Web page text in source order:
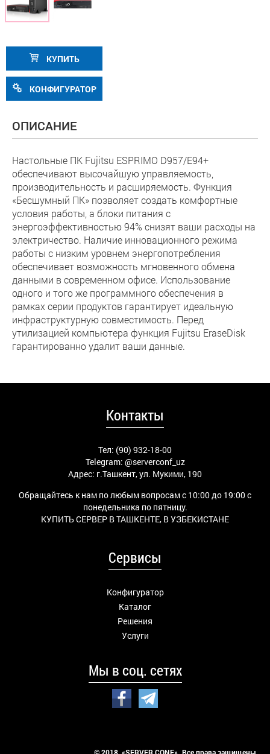
КУПИТЬ
КОНФИГУРАТОР
ОПИСАНИЕ
Настольные ПК Fujitsu ESPRIMO D957/E94+
обеспечивают высочайшую управляемость,
производительность и расширяемость. Функция
«Бесшумный ПК» позволяет создать комфортные
условия работы, а блоки питания с
энергоэффективностью 94% снизят ваши расходы на
электричество. Наличие инновационного режима
работы с низким уровнем энергопотребления
обеспечивает возможность мгновенного обмена
данными в современном офисе. Использование
одного и того же программного обеспечения в
рамках серии продуктов гарантирует идеальную
инфраструктурную совместимость. Перед
утилизацией компьютера функция Fujitsu EraseDisk
гарантированно удалит ваши данные.
Контакты
Тел: (90) 932-18-00
Telegram: @serverconf_uz
Адрес: г.Ташкент, ул. Мукими, 190
Обращайтесь к нам по любым вопросам с 10:00 до 19:00 с
понедельника по пятницу.
КУПИТЬ СЕРВЕР В ТАШКЕНТЕ, В УЗБЕКИСТАНЕ
Сервисы
Конфигуратор
Каталог
Решения
Услуги
Мы в соц. сетях